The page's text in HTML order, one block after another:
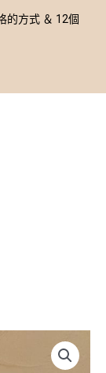
的方式 ＆ 12個